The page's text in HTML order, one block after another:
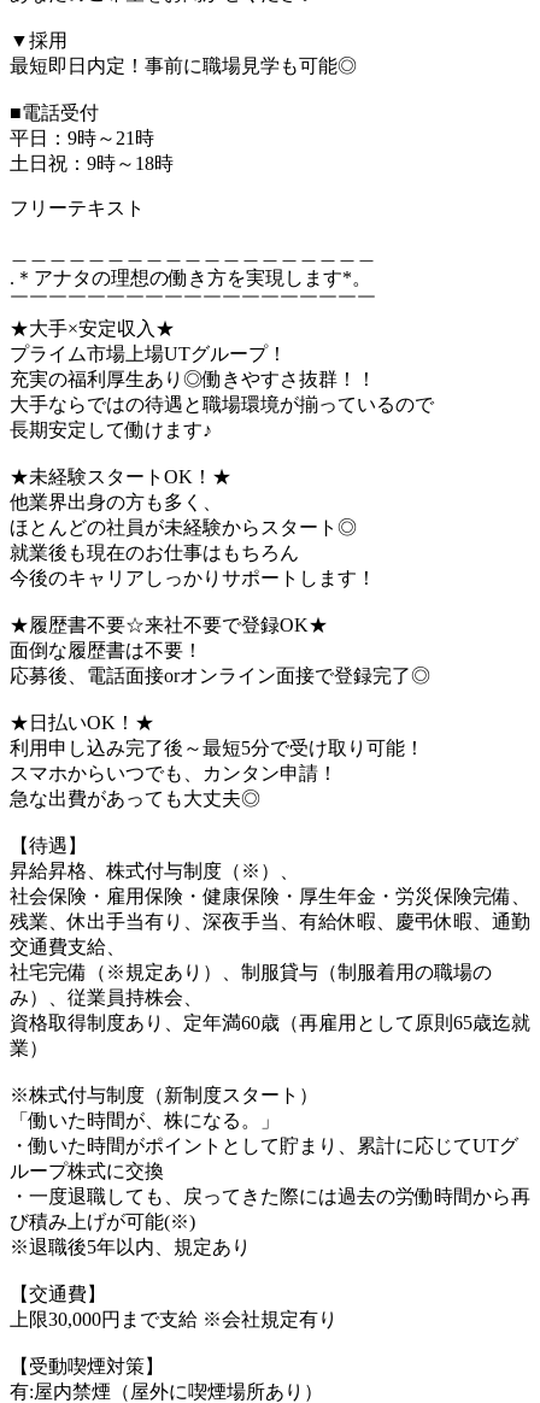
▼採用
最短即日内定！事前に職場見学も可能◎
■電話受付
平日：9時～21時
土日祝：9時～18時
フリーテキスト
.＊アナタの理想の働き方を実現します*。
￣￣￣￣￣￣￣￣￣￣￣￣￣￣￣￣￣￣￣
★大手×安定収入★
プライム市場上場UTグループ！
充実の福利厚生あり◎働きやすさ抜群！！
大手ならではの待遇と職場環境が揃っているので
長期安定して働けます♪
★未経験スタートOK！★
他業界出身の方も多く、
ほとんどの社員が未経験からスタート◎
就業後も現在のお仕事はもちろん
今後のキャリアしっかりサポートします！
★履歴書不要☆来社不要で登録OK★
面倒な履歴書は不要！
応募後、電話面接orオンライン面接で登録完了◎
★日払いOK！★
利用申し込み完了後～最短5分で受け取り可能！
スマホからいつでも、カンタン申請！
急な出費があっても大丈夫◎
【待遇】
昇給昇格、株式付与制度（※）、
社会保険・雇用保険・健康保険・厚生年金・労災保険完備、
残業、休出手当有り、深夜手当、有給休暇、慶弔休暇、通勤
交通費支給、
社宅完備（※規定あり）、制服貸与（制服着用の職場の
み）、従業員持株会、
資格取得制度あり、定年満60歳（再雇用として原則65歳迄就
業）
※株式付与制度（新制度スタート）
「働いた時間が、株になる。」
・働いた時間がポイントとして貯まり、累計に応じてUTグ
ループ株式に交換
・一度退職しても、戻ってきた際には過去の労働時間から再
び積み上げが可能(※)
※退職後5年以内、規定あり
【交通費】
上限30,000円まで支給 ※会社規定有り
【受動喫煙対策】
有:屋内禁煙（屋外に喫煙場所あり）